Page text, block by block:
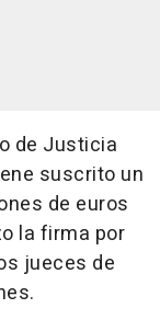
de Justicia
suscrito un
de euros
la firma por
jueces de